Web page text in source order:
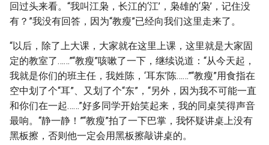
回过头来看。“我叫江枭，长江的‘江’，枭雄的‘枭’，记住没
有？”我没有回答，因为“教瘦”已经向我们这里走来了。
“以后，除了上大课，大家就在这里上课，这里就是大家固
定的教室了……”“教瘦”咳嗽了一下，继续说道：“从今天起，
我就是你们的班主任，我姓陈，‘耳东’陈……”“教瘦”用食指在
空中划了个“耳”、又划了个“东”，“另外，因为我不可能一直
和你们在一起……”好多同学开始笑起来，我的同桌笑得声音
最响。“静一静！”“教瘦”拍了一下巴掌，我怀疑讲桌上没有
黑板擦，否则他一定会用黑板擦敲讲桌的。